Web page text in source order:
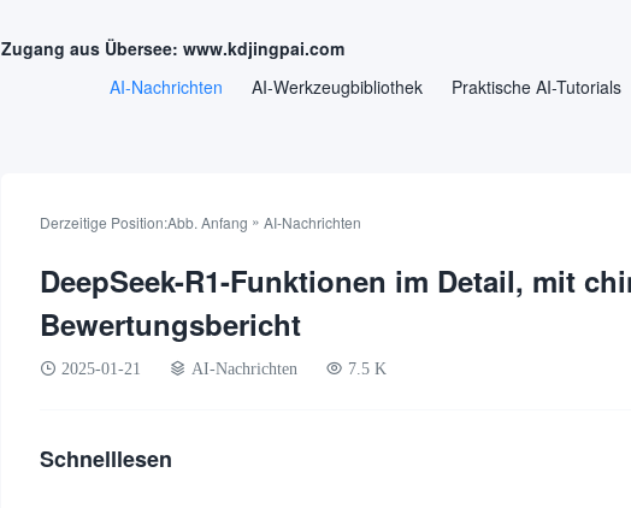
Zugang aus Übersee: www.kdjingpai.com
AI-Nachrichten
AI-Werkzeugbibliothek Praktische AI-Tutorials
Derzeitige Position:Abb. Anfang » AI-Nachrichten
DeepSeek-R1-Funktionen im Detail, mit
Bewertungsbericht
2025-01-21 AI-Nachrichten 7.5 K
Schnelllesen